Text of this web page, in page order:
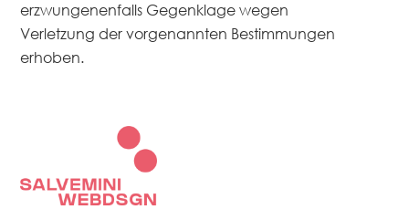
erzwungenenfalls Gegenklage wegen
Verletzung der vorgenannten Bestimmungen
erhoben.